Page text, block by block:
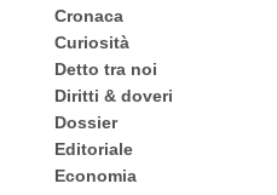
Cronaca
Curiosità
Detto tra noi
Diritti & doveri
Dossier
Editoriale
Economia